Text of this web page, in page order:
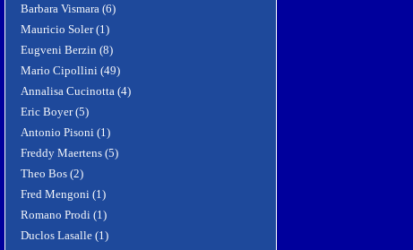
Barbara Vismara (6)
Mauricio Soler (1)
Eugveni Berzin (8)
Mario Cipollini (49)
Annalisa Cucinotta (4)
Eric Boyer (5)
Antonio Pisoni (1)
Freddy Maertens (5)
Theo Bos (2)
Fred Mengoni (1)
Romano Prodi (1)
Duclos Lasalle (1)